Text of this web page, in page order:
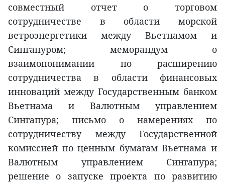
совместный отчет о торговом
сотрудничестве в области морской
ветроэнергетики между Вьетнамом и
Сингапуром; меморандум о
взаимопонимании по расширению
сотрудничества в области финансовых
инноваций между Государственным банком
Вьетнама и Валютным управлением
Сингапура; письмо о намерениях по
сотрудничеству между Государственной
комиссией по ценным бумагам Вьетнама и
Валютным управлением Сингапура;
решение о запуске проекта по развитию